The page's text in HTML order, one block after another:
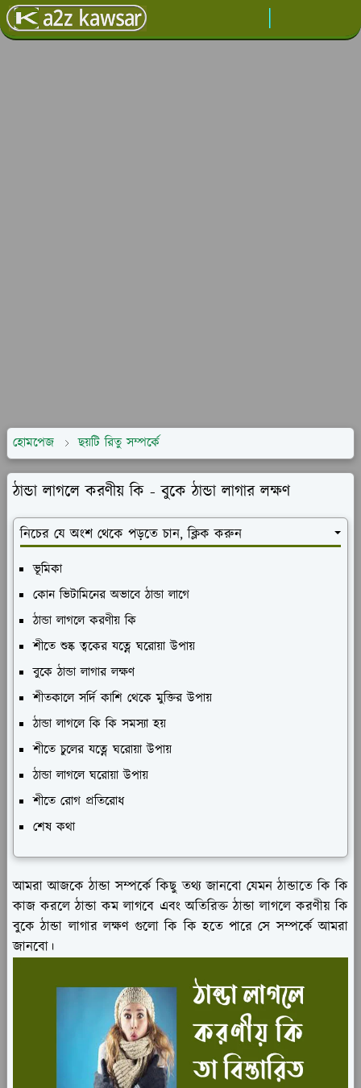
হোমপেজ ছয়টি রিতু সম্পর্কে
ঠান্ডা লাগলে করণীয় কি - বুকে ঠান্ডা লাগার লক্ষণ
নিচের যে অংশ থেকে পড়তে চান, ক্লিক করুন
ভূমিকা
কোন ভিটামিনের অভাবে ঠান্ডা লাগে
ঠান্ডা লাগলে করণীয় কি
শীতে শুষ্ক ত্বকের যত্নে ঘরোয়া উপায়
বুকে ঠান্ডা লাগার লক্ষণ
শীতকালে সর্দি কাশি থেকে মুক্তির উপায়
ঠান্ডা লাগলে কি কি সমস্যা হয়
শীতে চুলের যত্নে ঘরোয়া উপায়
ঠান্ডা লাগলে ঘরোয়া উপায়
শীতে রোগ প্রতিরোধ
শেষ কথা
আমরা আজকে ঠান্ডা সম্পর্কে কিছু তথ্য জানবো যেমন ঠান্ডাতে কি কি
কাজ করলে ঠান্ডা কম লাগবে এবং অতিরিক্ত ঠান্ডা লাগলে করণীয় কি
বুকে ঠান্ডা লাগার লক্ষণ গুলো কি কি হতে পারে সে সম্পর্কে আমরা
জানবো।